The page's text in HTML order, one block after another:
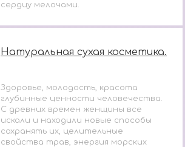
сердцу мелочами.
Натуральная сухая косметика.
Здоровье, молодость, красота
глубинные ценности человечества.
С древних времен женщины все
искали и находили новые способы
сохранять их, целительные
свойства трав, энергия морских